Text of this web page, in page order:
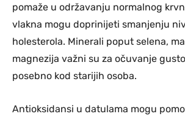
pomaže u održavanju normalnog
vlakna mogu doprinijeti smanjenju
holesterola. Minerali poput selena,
magnezija važni su za očuvanje
posebno kod starijih osoba.
Antioksidansi u datulama mogu